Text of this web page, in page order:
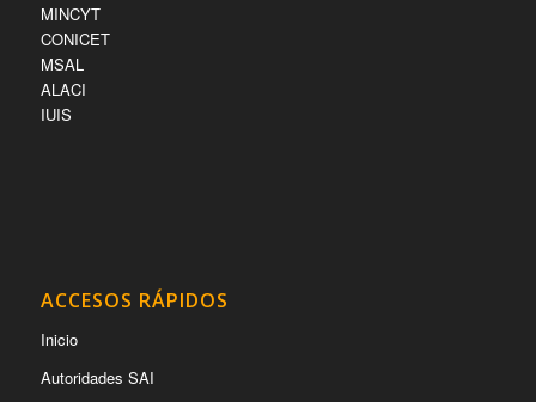
MINCYT
CONICET
MSAL
ALACI
IUIS
ACCESOS RÁPIDOS
Inicio
Autoridades SAI